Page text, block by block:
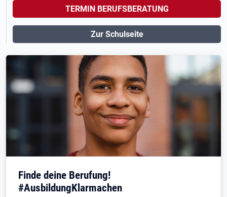
TERMIN BERUFSBERATUNG
Zur Schulseite
Finde deine Berufung!
#AusbildungKlarmachen